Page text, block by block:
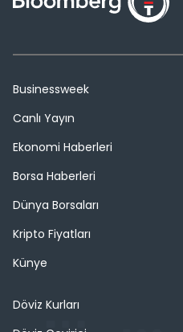
Businessweek
Canlı Yayın
Ekonomi Haberleri
Borsa Haberleri
Dünya Borsaları
Kripto Fiyatları
Künye
Döviz Kurları